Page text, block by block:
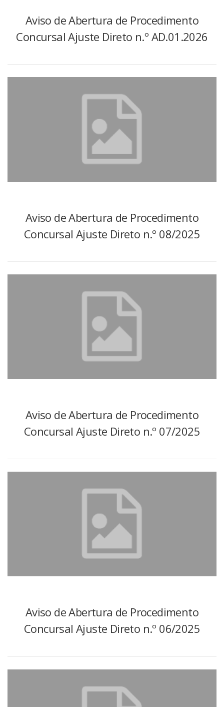
Aviso de Abertura de Procedimento
Concursal Ajuste Direto n.º AD.01.2026
Aviso de Abertura de Procedimento
Concursal Ajuste Direto n.º 08/2025
Aviso de Abertura de Procedimento
Concursal Ajuste Direto n.º 07/2025
Aviso de Abertura de Procedimento
Concursal Ajuste Direto n.º 06/2025